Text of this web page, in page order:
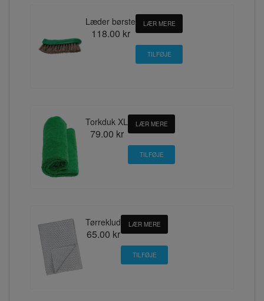
Læder børste
118.00 kr
LÆR MERE
Torkduk XL
79.00 kr
LÆR MERE
Tørreklud
65.00 kr
LÆR MERE